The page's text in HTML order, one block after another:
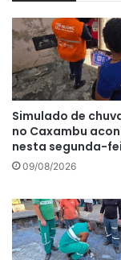
Simulado de
no Caxambu
nesta segunda-
09/08/2026